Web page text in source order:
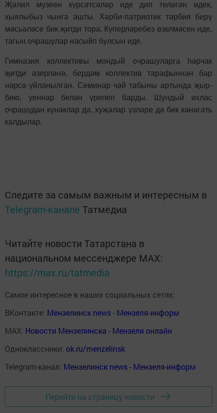
Җәлил музеен күрсәтсәләр иде дип теләгән идек,
хыялыбыз чынга ашты. Хәрби-патриотик тәрбия бирү
мәсьәләсе бик җитди тора. Күперләребез өзелмәсен иде,
тагын очрашулар насыйп булсын иде.
Гимназия коллективы мондый очрашуларга һәрчак
җитди әзерләнә, бердәм коллектив тарафыннан бар
нәрсә уйланылган. Семинар чәй табыны артында җыр-
бию, уеннар белән үрелеп барды. Шундый ихлас
очрашудан кунаклар да, хуҗалар үзләре дә бик канәгать
калдылар.
Следите за самым важным и интересным в
Telegram-канале Татмедиа
Читайте новости Татарстана в
национальном мессенджере MАХ:
https://max.ru/tatmedia
Самое интересное в наших социальных сетях:
ВКонтакте: Мензелинск news - Мензеля-информ
MAX: Новости Мензелинска - Мензеля онлайн
Одноклассники: ok.ru/menzelinsk
Telegram-канал: Мензелинск news - Мензеля-информ
Перейти на страницу новости